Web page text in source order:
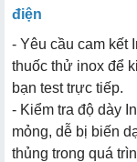
điện
- Yêu cầu cam kết
thuốc thử inox để
bạn test trực tiếp.
- Kiểm tra độ dày
mỏng, dễ bị biến
thủng trong quá